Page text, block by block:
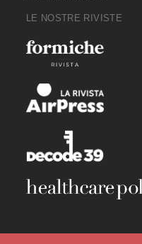
LE NOSTRE RIVISTE